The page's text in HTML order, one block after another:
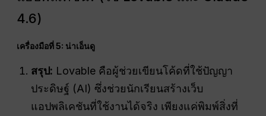
4.6)
เครื่องมือที่ 5: น่าเอ็นดู
สรุป: Lovable คือผู้ช่วยเขียนโค้ดที่ใช้ปัญญา
ประดิษฐ์ (AI) ซึ่งช่วยนักเรียนสร้างเว็บ
แอปพลิเคชันที่ใช้งานได้จริง เพียงแค่พิมพ์สิ่งที่